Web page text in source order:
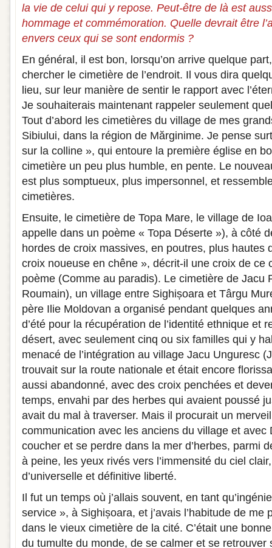
la vie de celui qui y repose. Peut-être de là est
hommage et commémoration. Quelle devrait être
envers ceux qui se sont endormis ?
En général, il est bon, lorsqu’on arrive quelque
chercher le cimetière de l’endroit. Il vous dira
lieu, sur leur manière de sentir le rapport avec
Je souhaiterais maintenant rappeler seulement
Tout d’abord les cimetières du village de mes
Sibiului, dans la région de Mărginime. Je pense
sur la colline », qui entoure la première église en
cimetière un peu plus humble, en pente. Le
est plus somptueux, plus impersonnel, et
cimetières.
Ensuite, le cimetière de Topa Mare, le village de
appelle dans un poème « Topa Déserte »), à côté
hordes de croix massives, en poutres, plus hautes
croix noueuse en chêne », décrit-il une croix de ce
poème (Comme au paradis). Le cimetière de Jacu
Roumain), un village entre Sighișoara et Târgu
père Ilie Moldovan a organisé pendant quelques
d’été pour la récupération de l’identité ethnique et
désert, avec seulement cinq ou six familles qui y
menacé de l’intégration au village Jacu Unguresc
trouvait sur la route nationale et était encore
aussi abandonné, avec des croix penchées et
temps, envahi par des herbes qui avaient poussé
avait du mal à traverser. Mais il procurait un
communication avec les anciens du village et avec
coucher et se perdre dans la mer d’herbes, parmi
à peine, les yeux rivés vers l’immensité du ciel
d’universelle et définitive liberté.
Il fut un temps où j’allais souvent, en tant
service », à Sighișoara, et j’avais l’habitude de me
dans le vieux cimetière de la cité. C’était une
du tumulte du monde, de se calmer et se retrouver